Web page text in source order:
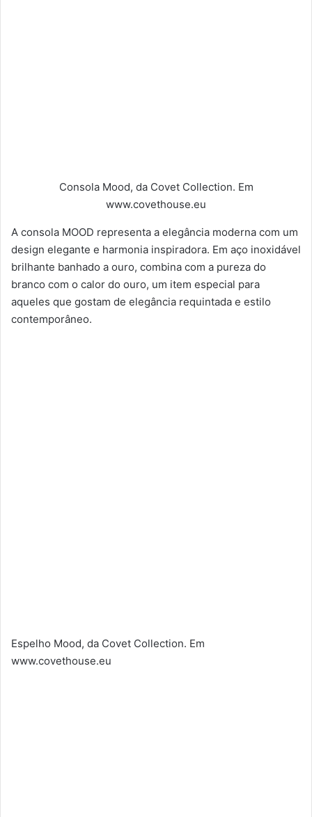
Consola Mood, da Covet Collection. Em
www.covethouse.eu
A consola MOOD representa a elegância moderna com um
design elegante e harmonia inspiradora. Em aço inoxidável
brilhante banhado a ouro, combina com a pureza do
branco com o calor do ouro, um item especial para
aqueles que gostam de elegância requintada e estilo
contemporâneo.
Espelho Mood, da Covet Collection. Em
www.covethouse.eu